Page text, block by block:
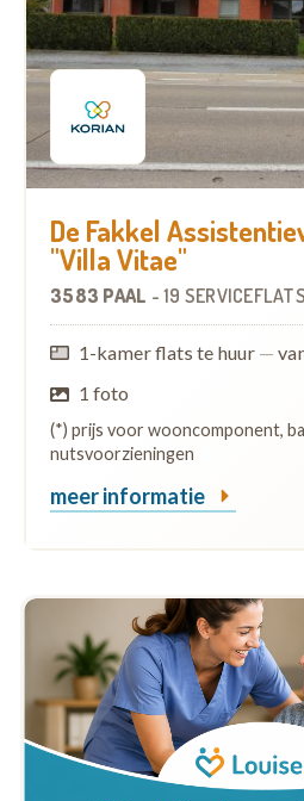
De Fakkel
"Villa Vitae"
3583 PAAL - 19 SERVICEFLATS
1-kamer flats te huur —
1 foto
(*) prijs voor wooncomponent,
nutsvoorzieningen
meer informatie